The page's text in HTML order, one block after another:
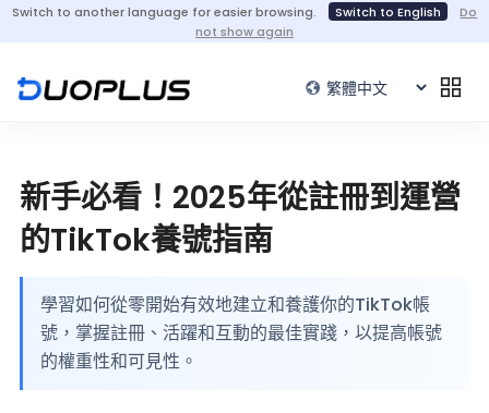
Switch to another language for easier browsing. Switch to English
Do
not show again
新手必看！2025年從註冊到運營
的TikTok養號指南
學習如何從零開始有效地建立和養護你的TikTok帳
號，掌握註冊、活躍和互動的最佳實踐，以提高帳號
的權重性和可見性。